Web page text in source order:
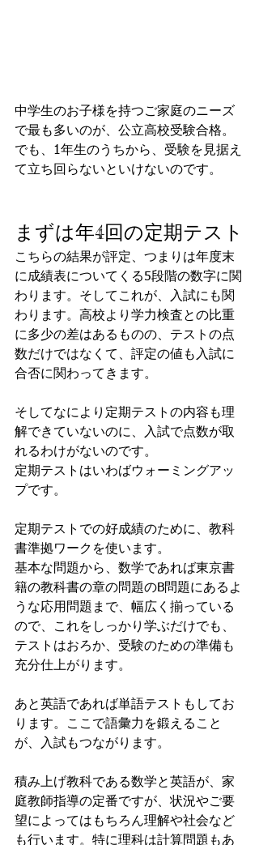
中学生のお子様を持つご家庭のニーズ
で最も多いのが、公立高校受験合格。
でも、1年生のうちから、受験を見据え
て立ち回らないといけないのです。
まずは年4回の定期テスト
こちらの結果が評定、つまりは年度末
に成績表についてくる5段階の数字に関
わります。そしてこれが、入試にも関
わります。高校より学力検査との比重
に多少の差はあるものの、テストの点
数だけではなくて、評定の値も入試に
合否に関わってきます。
そしてなにより定期テストの内容も理
解できていないのに、入試で点数が取
れるわけがないのです。
定期テストはいわばウォーミングアッ
プです。
定期テストでの好成績のために、教科
書準拠ワークを使います。
基本な問題から、数学であれば東京書
籍の教科書の章の問題のB問題にあるよ
うな応用問題まで、幅広く揃っている
ので、これをしっかり学ぶだけでも、
テストはおろか、受験のための準備も
充分仕上がります。
あと英語であれば単語テストもしてお
ります。ここで語彙力を鍛えること
が、入試もつながります。
積み上げ教科である数学と英語が、家
庭教師指導の定番ですが、状況やご要
望によってはもちろん理解や社会など
も行います。特に理科は計算問題もあ